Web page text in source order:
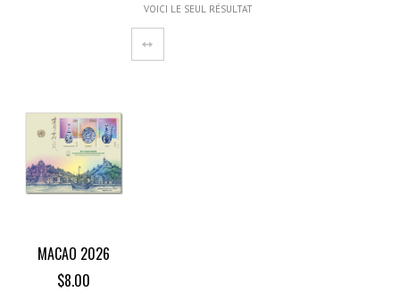
VOICI LE SEUL RÉSULTAT
MACAO 2026
$8.00